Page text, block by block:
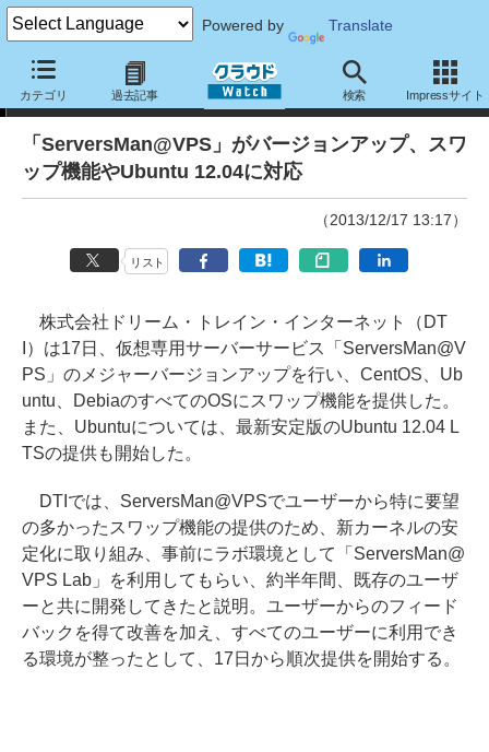
Powered by Translate
カテゴリ 過去記事 検索 Impressサイト
ニュース
「ServersMan@VPS」がバージョンアップ、スワ
ップ機能やUbuntu 12.04に対応
（2013/12/17 13:17）
リスト
株式会社ドリーム・トレイン・インターネット（DT
I）は17日、仮想専用サーバーサービス「ServersMan@V
PS」のメジャーバージョンアップを行い、CentOS、Ub
untu、DebiaのすべてのOSにスワップ機能を提供した。
また、Ubuntuについては、最新安定版のUbuntu 12.04 L
TSの提供も開始した。
DTIでは、ServersMan@VPSでユーザーから特に要望
の多かったスワップ機能の提供のため、新カーネルの安
定化に取り組み、事前にラボ環境として「ServersMan@
VPS Lab」を利用してもらい、約半年間、既存のユーザ
ーと共に開発してきたと説明。ユーザーからのフィード
バックを得て改善を加え、すべてのユーザーに利用でき
る環境が整ったとして、17日から順次提供を開始する。